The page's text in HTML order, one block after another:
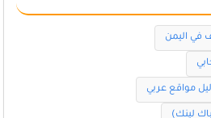
في اليمن
لينك)